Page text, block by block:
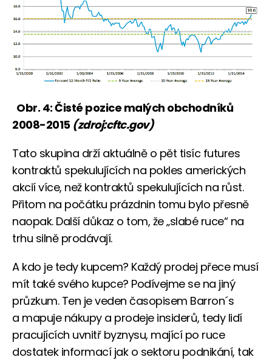
Obr. 4: Čisté pozice malých obchodníků
2008-2015 (zdroj:cftc.gov)
Tato skupina drží aktuálně o pět tisíc futures
kontraktů spekulujících na pokles amerických
akcií více, než kontraktů spekulujících na růst.
Přitom na počátku prázdnin tomu bylo přesně
naopak. Další důkaz o tom, že „slabé ruce“ na
trhu silně prodávají.
A kdo je tedy kupcem? Každý prodej přece musí
mít také svého kupce? Podívejme se na jiný
průzkum. Ten je veden časopisem Barron´s
a mapuje nákupy a prodeje insiderů, tedy lidí
pracujících uvnitř byznysu, mající po ruce
dostatek informací jak o sektoru podnikání, tak